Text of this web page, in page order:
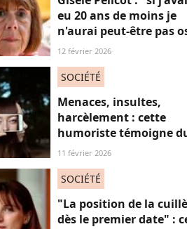
eu 20 ans de moins je
n'aurai peut-être pas
refuser le huis-clos"
12 février 2026
SOCIÉTÉ
Menaces, insultes,
harcèlement : cette
humoriste témoigne
sort des femmes sur les
11 février 2026
SOCIÉTÉ
"La position de la
dès le premier date" :